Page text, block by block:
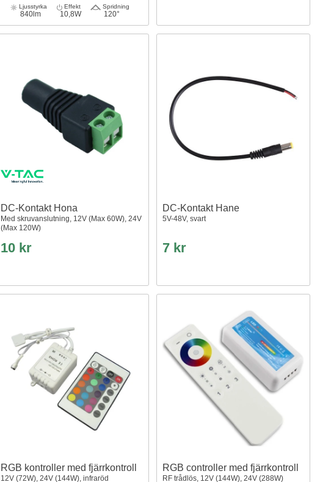
Ljusstyrka
840lm
Effekt
10,8W
Spridning
120°
DC-Kontakt Hona
Med skruvanslutning, 12V (Max 60W), 24V
(Max 120W)
10 kr
DC-Kontakt Hane
5V-48V, svart
7 kr
RGB kontroller med fjärrkontroll
12V (72W), 24V (144W), infraröd
RGB controller med fjärrkontroll
RF trådlös, 12V (144W), 24V (288W)